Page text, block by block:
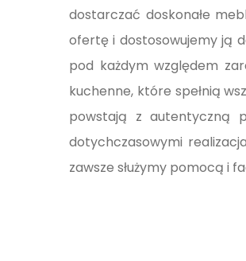
dostarczać doskonałe
ofertę i dostosowujemy ją
pod każdym względem
kuchenne, które spełnią
powstają z autentyczną
dotychczasowymi
zawsze służymy pomocą i